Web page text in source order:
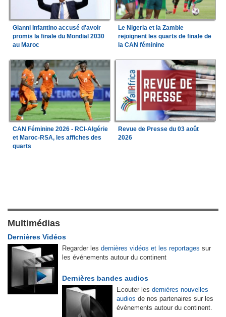
Gianni Infantino accusé d'avoir
promis la finale du Mondial 2030
au Maroc
Le Nigeria et la Zambie
rejoignent les quarts de finale de
la CAN féminine
CAN Féminine 2026 - RCI-Algérie
et Maroc-RSA, les affiches des
quarts
Revue de Presse du 03 août
2026
Multimédias
Dernières Vidéos
Regarder les dernières vidéos et les reportages sur
les événements autour du continent
Dernières bandes audios
Ecouter les dernières nouvelles
audios de nos partenaires sur les
événements autour du continent.